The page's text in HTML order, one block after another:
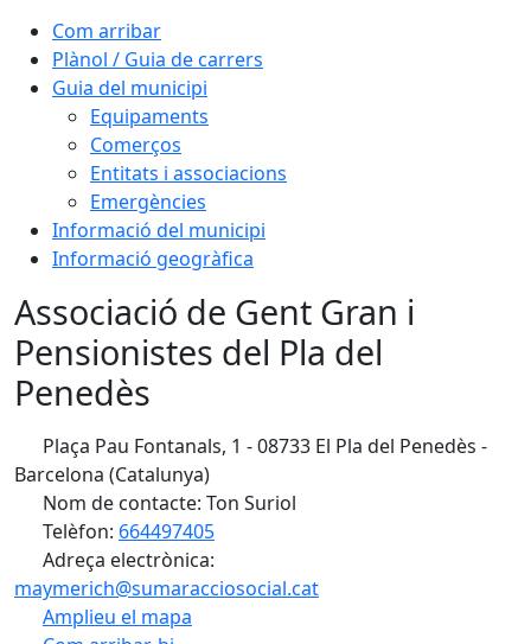
Com arribar
Plànol / Guia de carrers
Guia del municipi
Equipaments
Comerços
Entitats i associacions
Emergències
Informació del municipi
Informació geogràfica
Associació de Gent Gran i
Pensionistes del Pla del
Penedès
Plaça Pau Fontanals, 1 - 08733 El Pla del Penedès -
Barcelona (Catalunya)
Nom de contacte: Ton Suriol
Telèfon: 664497405
Adreça electrònica:
maymerich@sumaracciosocial.cat
Amplieu el mapa